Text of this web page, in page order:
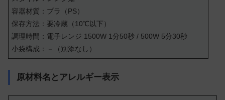
容器材質：プラ（PS）
保存方法：要冷蔵（10℃以下）
調理時間：電子レンジ 1500W 1分50秒 / 500W 5分30秒
小袋構成：－（別添なし）
原材料名とアレルギー表示